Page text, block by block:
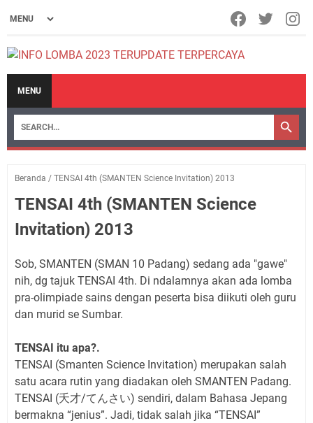
MENU
Beranda / TENSAI 4th (SMANTEN Science Invitation) 2013
TENSAI 4th (SMANTEN Science
Invitation) 2013
Sob, SMANTEN (SMAN 10 Padang) sedang ada "gawe"
nih, dg tajuk TENSAI 4th. Di ndalamnya akan ada lomba
pra-olimpiade sains dengan peserta bisa diikuti oleh guru
dan murid se Sumbar.
TENSAI itu apa?.
TENSAI (Smanten Science Invitation) merupakan salah
satu acara rutin yang diadakan oleh SMANTEN Padang.
TENSAI (夭才/てんさい) sendiri, dalam Bahasa Jepang
bermakna “jenius”. Jadi, tidak salah jika “TENSAI”